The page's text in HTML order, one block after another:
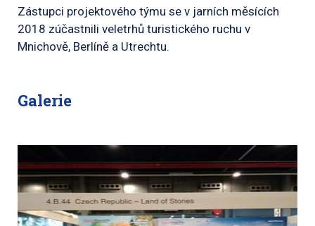
Zástupci projektového týmu se v jarních měsících
2018 zúčastnili veletrhů turistického ruchu v
Mnichově, Berlíně a Utrechtu.
Galerie